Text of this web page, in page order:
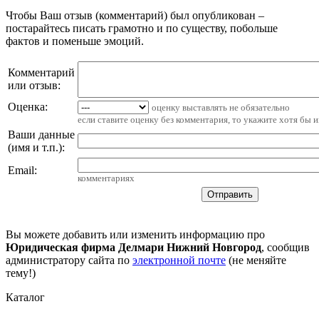
Чтобы Ваш отзыв (комментарий) был опубликован –
постарайтесь писать грамотно и по существу, побольше
фактов и поменьше эмоций.
Комментарий
или отзыв:
Оценка:
оценку выставлять не обязательно
если ставите оценку без комментария, то укажите хотя бы
Ваши данные
(имя и т.п.):
Email:
комментариях
Вы можете добавить или изменить информацию про
Юридическая фирма Делмари Нижний Новгород, сообщив
администратору сайта по электронной почте (не меняйте
тему!)
Каталог